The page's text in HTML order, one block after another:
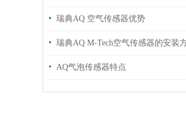
瑞典AQ 空气传感器优势
AQ气泡传感器特点